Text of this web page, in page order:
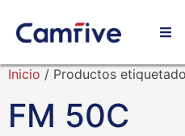
Inicio / Productos
FM 50C